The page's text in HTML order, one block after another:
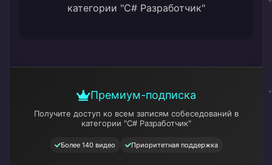
категории "C# Разработчик"
Премиум-подписка
Получите доступ ко всем записям собеседований в
категории "C# Разработчик"
Более 140 видео Приоритетная поддержка